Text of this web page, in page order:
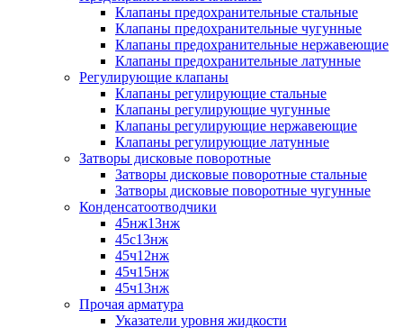
Клапаны предохранительные стальные
Клапаны предохранительные чугунные
Клапаны предохранительные нержавеющие
Клапаны предохранительные латунные
Регулирующие клапаны
Клапаны регулирующие стальные
Клапаны регулирующие чугунные
Клапаны регулирующие нержавеющие
Клапаны регулирующие латунные
Затворы дисковые поворотные
Затворы дисковые поворотные стальные
Затворы дисковые поворотные чугунные
Конденсатоотводчики
45нж13нж
45с13нж
45ч12нж
45ч15нж
45ч13нж
Прочая арматура
Указатели уровня жидкости